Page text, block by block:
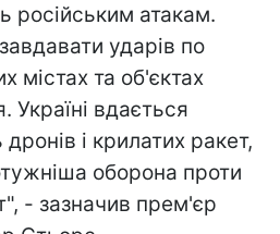
російським атакам.
ударів по
містах та об'єктах
Україні вдається
і крилатих ракет,
оборона проти
- зазначив прем'єр